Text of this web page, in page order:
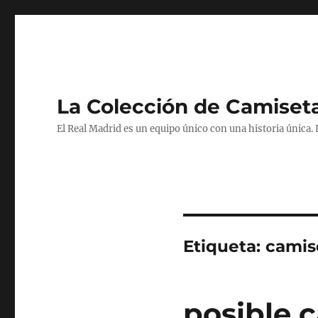
La Colección de
El Real Madrid es un equipo único con una historia
Etiqueta: